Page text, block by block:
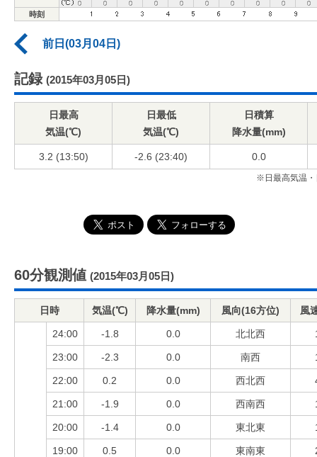
時刻
前日(03月04日)
記録 (2015年03月05日)
日最高
気温(℃)
日最低
気温(℃)
日積算
降水量(mm)
3.2 (13:50) -2.6 (23:40) 0.0
※日最高気温・
60分観測値 (2015年03月05日)
日時 気温(℃) 降水量(mm) 風向(16方位) 風
24:00 -1.8 0.0 北北西
23:00 -2.3 0.0 南西
22:00 0.2 0.0 西北西
21:00 -1.9 0.0 西南西
20:00 -1.4 0.0 東北東
19:00 0.5 0.0 東南東